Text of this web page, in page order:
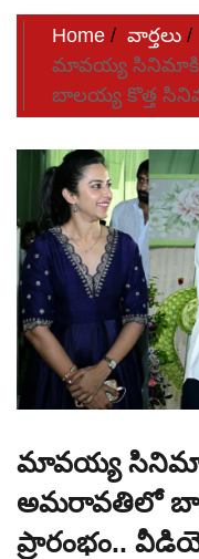
Home
వార్తలు
మావయ్య సినిమాకి
బాలయ్య కొత్త
మావయ్య సినిమాకి
అమరావతిలో
ప్రారంభం..